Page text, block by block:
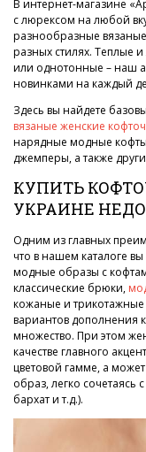
В интернет-магазине
с люрексом на любой
разнообразные
разных стилях. Теплые
или однотонные – наш
новинками на каждый
Здесь вы найдете
вязаные женские
нарядные модные
джемперы, а также
КУПИТЬ
УКРАИНЕ
Одним из главных
что в нашем каталоге
модные образы с
классические брюки,
кожаные и трикотажные
вариантов дополнения
множество. При этом
качестве главного
цветовой гамме, а
образ, легко сочетаясь
бархат и т.д.).